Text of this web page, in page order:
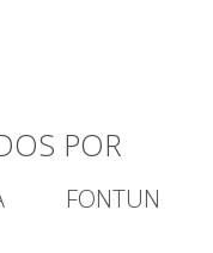
POR
FONTUN